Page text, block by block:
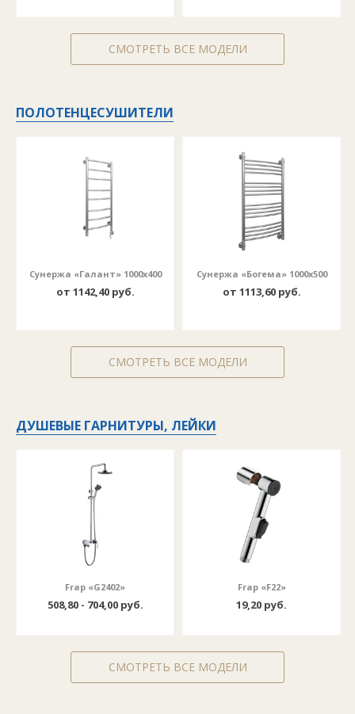
СМОТРЕТЬ ВСЕ МОДЕЛИ
ПОЛОТЕНЦЕСУШИТЕЛИ
Сунержа «Галант» 1000х400
от 1142,40 руб.
Сунержа «Богема» 1000х500
от 1113,60 руб.
СМОТРЕТЬ ВСЕ МОДЕЛИ
ДУШЕВЫЕ ГАРНИТУРЫ, ЛЕЙКИ
Frap «G2402»
508,80 - 704,00 руб.
Frap «F22»
19,20 руб.
СМОТРЕТЬ ВСЕ МОДЕЛИ